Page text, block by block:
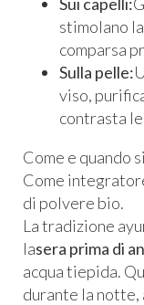
stimolano
comparsa
Sulla pelle:
viso,
contrasta
Come e quando
Come
di polvere bio.
La tradizione
lasera prima di
acqua tiepida.
durante la notte,